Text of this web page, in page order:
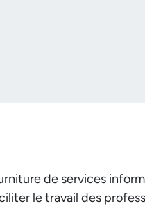
de services
le travail des